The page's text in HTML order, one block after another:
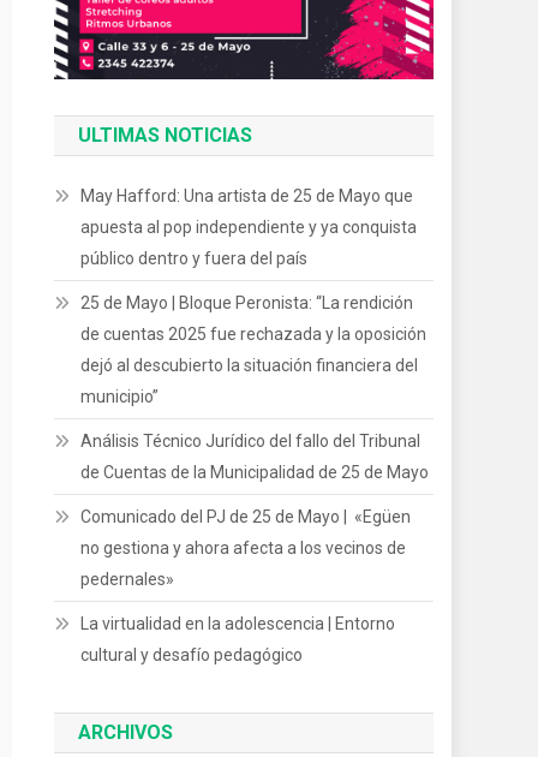
ULTIMAS NOTICIAS
May Hafford: Una artista de 25 de Mayo que
apuesta al pop independiente y ya conquista
público dentro y fuera del país
25 de Mayo | Bloque Peronista: “La rendición
de cuentas 2025 fue rechazada y la oposición
dejó al descubierto la situación financiera del
municipio”
Análisis Técnico Jurídico del fallo del Tribunal
de Cuentas de la Municipalidad de 25 de Mayo
Comunicado del PJ de 25 de Mayo | «Egüen
no gestiona y ahora afecta a los vecinos de
pedernales»
La virtualidad en la adolescencia | Entorno
cultural y desafío pedagógico
ARCHIVOS